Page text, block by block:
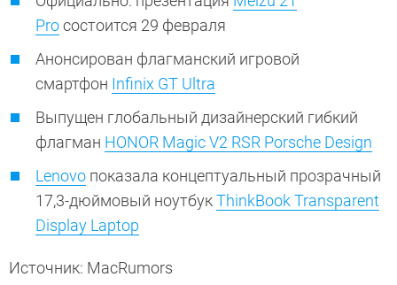
Proсостоится 29 февраля
Анонсирован флагманский игровой
смартфон Infinix GT Ultra
Выпущен глобальный дизайнерский гибкий
флагман HONOR Magic V2 RSR Porsche Design
Lenovo показала концептуальный прозрачный
17,3-дюймовый ноутбукThinkBook Transparent
Display Laptop
Источник: MacRumors